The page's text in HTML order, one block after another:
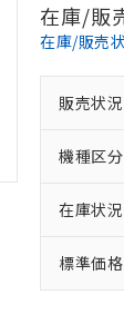
在庫/販
在庫/販売
販売状況
機種区分
在庫状況
標準価